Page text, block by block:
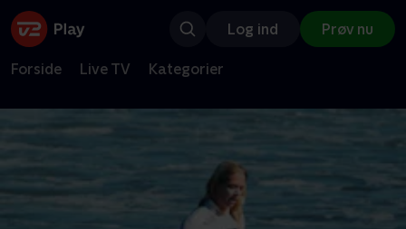
Log ind Prøv nu
Forside Live TV Kategorier